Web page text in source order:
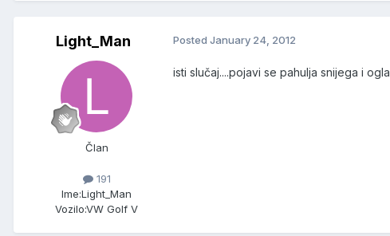
Light_Man
Član
191
Ime:Light_Man
Vozilo:VW Golf V
Posted January 24, 2012
isti slučaj....pojavi se pahulja snijega i